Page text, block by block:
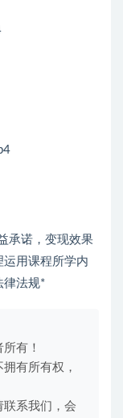
承诺，变现效果
运用课程所学内
律法规*
有！
有所有权，
系我们，会